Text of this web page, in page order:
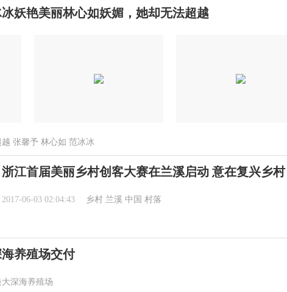
妖艳美丽林心如妖媚，她却无法超越
越 张馨予 林心如 范冰冰
浙江首届美丽乡村创客大赛在兰溪启动 意在复兴乡村
2017-06-03 02:04:43 乡村 兰溪 中国 村落
养殖场交付
深海养殖场